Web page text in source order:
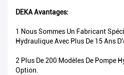
DEKA Avantages:
1 Nous Sommes Un Fabricant
Hydraulique Avec Plus De 15 Ans
2 Plus De 200 Modèles De Pompe
Option.